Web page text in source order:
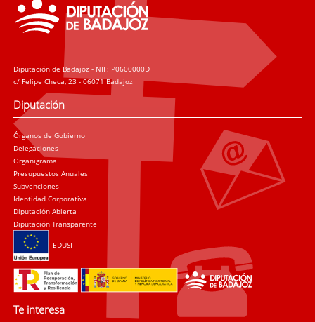
Diputación de Badajoz - NIF: P0600000D
c/ Felipe Checa, 23 - 06071 Badajoz
Diputación
Órganos de Gobierno
Delegaciones
Organigrama
Presupuestos Anuales
Subvenciones
Identidad Corporativa
Diputación Abierta
Diputación Transparente
EDUSI
Te interesa